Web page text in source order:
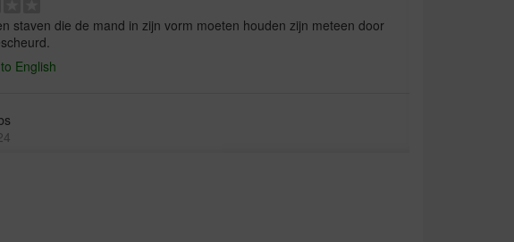
staven die de mand in zijn vorm moeten houden zijn meteen door
English
geschikt voor een reactieve hond. De metalen staven blijven niet op
en kunnen zo de hond verwonden. Niet stevig genoeg.